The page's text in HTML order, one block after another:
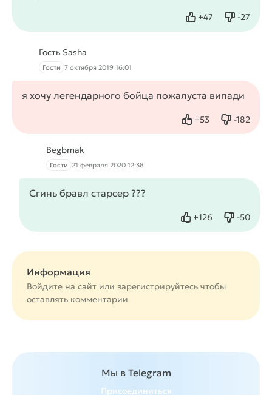
+47
Нравится -27
Не
Гость Sasha
Гости 7 октября 2019 16:01
я хочу легендарного бойца пожалуста випади
+53
Нравится -182
Не
Begbmak
Гости 21 февраля 2020 12:38
Сгинь бравл старсер ???
+126
Нравится -50
Не
Информация
Войдите на сайт или зарегистрируйтесь чтобы
оставлять комментарии
Мы в Telegram
Присоединиться